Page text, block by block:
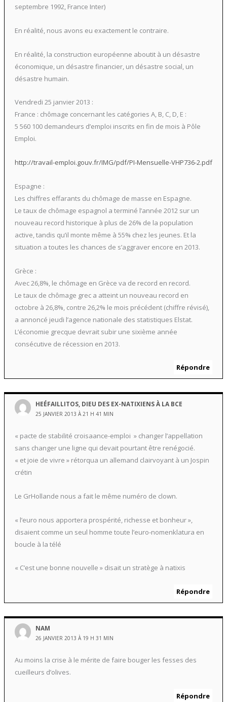
septembre 1992, France Inter)
En réalité, nous avons eu exactement le contraire.
En réalité, la construction européenne aboutit à un désastre
économique, un désastre financier, un désastre social, un
désastre humain.
Vendredi 25 janvier 2013 :
France : chômage concernant les catégories A, B, C, D, E :
5 560 100 demandeurs d’emploi inscrits en fin de mois à Pôle
Emploi.
http://travail-emploi.gouv.fr/IMG/pdf/PI-Mensuelle-VHP736-2.pdf
Espagne :
Les chiffres effarants du chômage de masse en Espagne.
Le taux de chômage espagnol a terminé l’année 2012 sur un
nouveau record historique à plus de 26% de la population
active, tandis qu’il monte même à 55% chez les jeunes. Et la
situation a toutes les chances de s’aggraver encore en 2013.
Grèce :
Avec 26,8%, le chômage en Grèce va de record en record.
Le taux de chômage grec a atteint un nouveau record en
octobre à 26,8%, contre 26,2% le mois précédent (chiffre révisé),
a annoncé jeudi l’agence nationale des statistiques Elstat.
L’économie grecque devrait subir une sixième année
consécutive de récession en 2013.
Répondre
HEÉFAILLITOS, DIEU DES EX-NATIXIENS À LA BCE
25 JANVIER 2013 À 21 H 41 MIN
« pacte de stabilité croisaance-emploi » changer l’appellation
sans changer une ligne qui devait pourtant être renégocié.
« et joie de vivre » rétorqua un allemand clairvoyant à un Jospin
crétin
Le GrHollande nous a fait le même numéro de clown.
« l’euro nous apportera prospérité, richesse et bonheur »,
disaient comme un seul homme toute l’euro-nomenklatura en
boucle à la télé
« C’est une bonne nouvelle » disait un stratège à natixis
Répondre
NAM
26 JANVIER 2013 À 19 H 31 MIN
Au moins la crise à le mérite de faire bouger les fesses des
cueilleurs d’olives.
Répondre